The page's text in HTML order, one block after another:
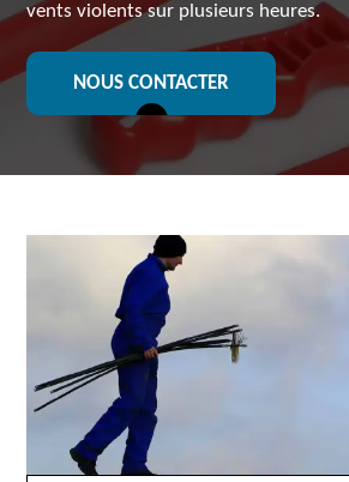
vents violents sur plusieurs heures.
NOUS CONTACTER